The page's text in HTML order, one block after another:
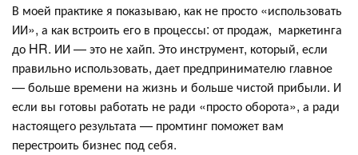
В моей практике я показываю, как не просто «использовать
ИИ», а как встроить его в процессы: от продаж, маркетинга
до HR. ИИ — это не хайп. Это инструмент, который, если
правильно использовать, дает предпринимателю главное
— больше времени на жизнь и больше чистой прибыли. И
если вы готовы работать не ради «просто оборота», а ради
настоящего результата — промтинг поможет вам
перестроить бизнес под себя.